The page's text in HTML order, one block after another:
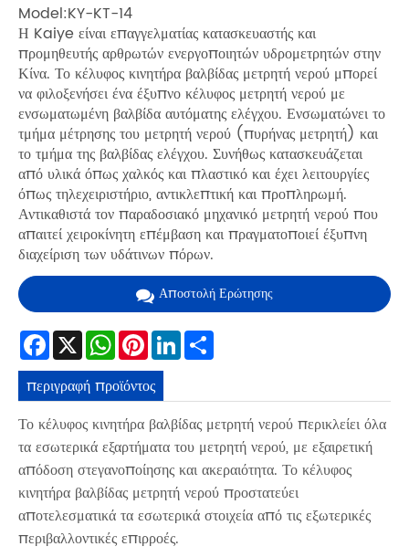
Model:KY-KT-14
Η Kaiye είναι επαγγελματίας κατασκευαστής και
προμηθευτής αρθρωτών ενεργοποιητών υδρομετρητών στην
Κίνα. Το κέλυφος κινητήρα βαλβίδας μετρητή νερού μπορεί
να φιλοξενήσει ένα έξυπνο κέλυφος μετρητή νερού με
ενσωματωμένη βαλβίδα αυτόματης ελέγχου. Ενσωματώνει το
τμήμα μέτρησης του μετρητή νερού (πυρήνας μετρητή) και
το τμήμα της βαλβίδας ελέγχου. Συνήθως κατασκευάζεται
από υλικά όπως χαλκός και πλαστικό και έχει λειτουργίες
όπως τηλεχειριστήριο, αντικλεπτική και προπληρωμή.
Αντικαθιστά τον παραδοσιακό μηχανικό μετρητή νερού που
απαιτεί χειροκίνητη επέμβαση και πραγματοποιεί έξυπνη
διαχείριση των υδάτινων πόρων.
Αποστολή Ερώτησης
Facebook
X WhatsApp
Pinterest
LinkedIn
περιγραφή προϊόντος
Το κέλυφος κινητήρα βαλβίδας μετρητή νερού περικλείει όλα
τα εσωτερικά εξαρτήματα του μετρητή νερού, με εξαιρετική
απόδοση στεγανοποίησης και ακεραιότητα. Το κέλυφος
κινητήρα βαλβίδας μετρητή νερού προστατεύει
αποτελεσματικά τα εσωτερικά στοιχεία από τις εξωτερικές
περιβαλλοντικές επιρροές.